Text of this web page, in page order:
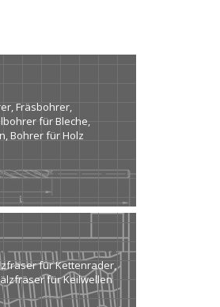
Fräsbohrer,
für Bleche,
Bohrer für Holz
für Kettenrader,
für Keilwellen